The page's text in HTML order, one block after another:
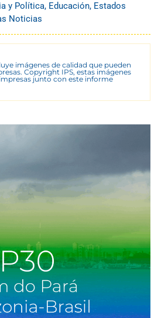
y Política, Educación, Estados
Noticias
imágenes de calidad que pueden
Copyright IPS, estas imágenes
junto con este informe